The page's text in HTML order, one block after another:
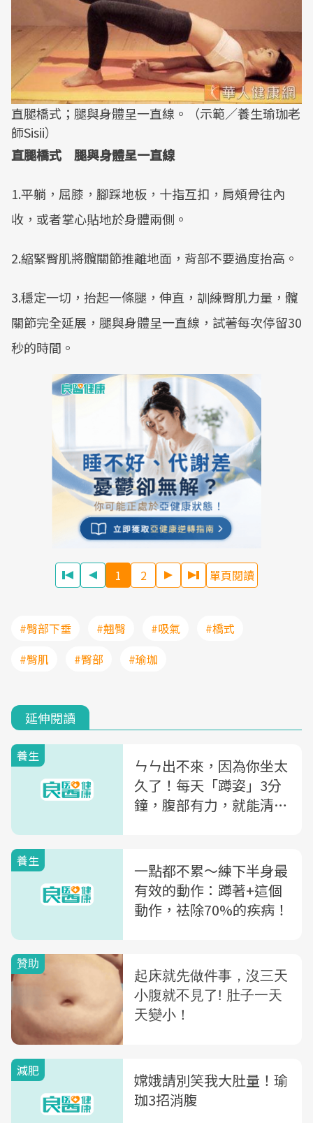
直腿橋式；腿與身體呈一直線。（示範／養生瑜珈老
師Sisii）
直腿橋式 腿與身體呈一直線
1.平躺，屈膝，腳踩地板，十指互扣，肩頰骨往內
收，或者掌心貼地於身體兩側。
2.縮緊臀肌將髖關節推離地面，背部不要過度抬高。
3.穩定一切，抬起一條腿，伸直，訓練臀肌力量，髖
關節完全延展，腿與身體呈一直線，試著每次停留30
秒的時間。
1 2 單頁閱讀
#臀部下垂 #翹臀 #吸氣
#橋式
#臀肌
#臀部 #瑜珈
延伸閱讀
養生
ㄣㄣ出不來，因為你坐太
久了！每天「蹲姿」3分
鐘，腹部有力，就能清宿
養生
一點都不累～練下半身最
有效的動作：蹲著+這個
動作，袪除70%的疾病！
減肥
嫦娥請別笑我大肚量！瑜
珈3招消腹